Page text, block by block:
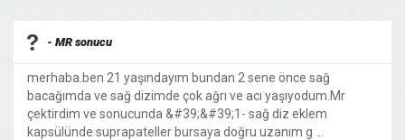
- MR sonucu
merhaba.ben 21 yaşındayım bundan 2 sene önce sağ
bacağımda ve sağ dizimde çok ağrı ve acı yaşıyodum.Mr
çektirdim ve sonucunda &#39;&#39;1- sağ diz eklem
kapsülünde suprapateller bursaya doğru uzanım g ...